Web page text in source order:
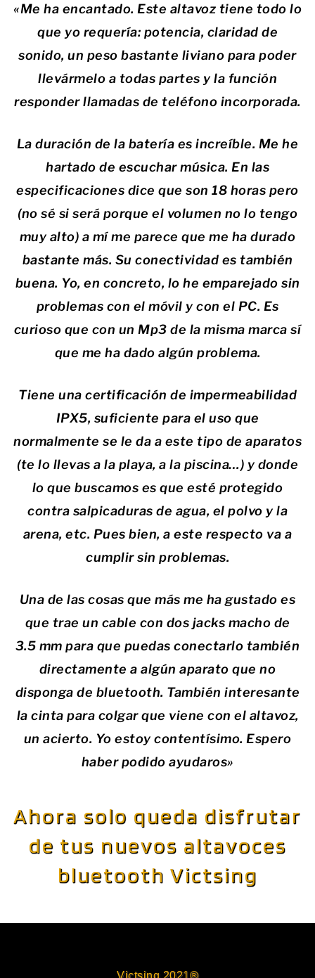
«Me ha encantado. Este altavoz tiene todo lo
que yo requería: potencia, claridad de
sonido, un peso bastante liviano para poder
llevármelo a todas partes y la función
responder llamadas de teléfono incorporada.
La duración de la batería es increíble. Me he
hartado de escuchar música. En las
especificaciones dice que son 18 horas pero
(no sé si será porque el volumen no lo tengo
muy alto) a mí me parece que me ha durado
bastante más. Su conectividad es también
buena. Yo, en concreto, lo he emparejado sin
problemas con el móvil y con el PC. Es
curioso que con un Mp3 de la misma marca sí
que me ha dado algún problema.
Tiene una certificación de impermeabilidad
IPX5, suficiente para el uso que
normalmente se le da a este tipo de aparatos
(te lo llevas a la playa, a la piscina…) y donde
lo que buscamos es que esté protegido
contra salpicaduras de agua, el polvo y la
arena, etc. Pues bien, a este respecto va a
cumplir sin problemas.
Una de las cosas que más me ha gustado es
que trae un cable con dos jacks macho de
3.5 mm para que puedas conectarlo también
directamente a algún aparato que no
disponga de bluetooth. También interesante
la cinta para colgar que viene con el altavoz,
un acierto. Yo estoy contentísimo. Espero
haber podido ayudaros»
Ahora solo queda disfrutar
de tus nuevos altavoces
bluetooth Victsing
Victsing 2021®